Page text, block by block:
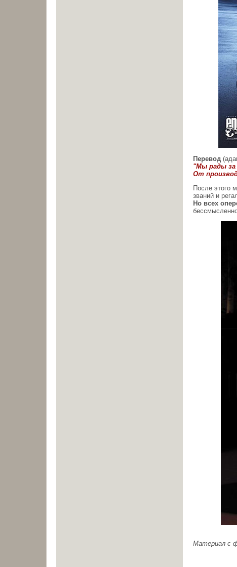
Перевод
"Мы рады за
От
После этого
званий и
Но всех
Материал с